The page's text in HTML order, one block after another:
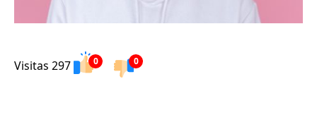
Visitas 297 0 0